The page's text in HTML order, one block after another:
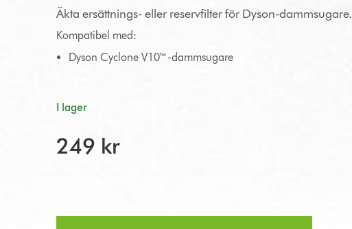
Äkta ersättnings- eller reservfilter för Dyson-dammsugare.
Kompatibel med:
Dyson Cyclone V10™-dammsugare
I lager
249 kr